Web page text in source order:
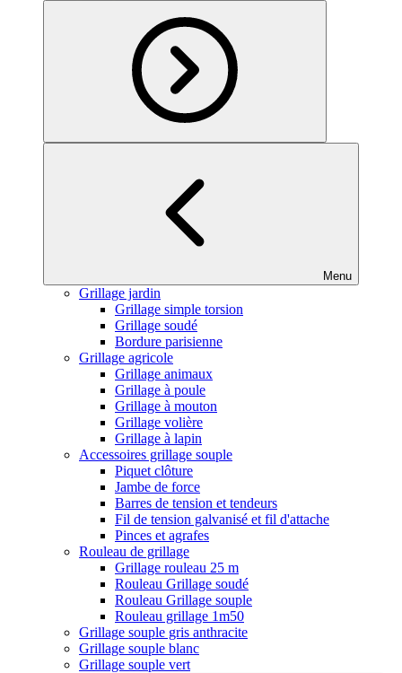
Menu
Grillage jardin
Grillage simple torsion
Grillage soudé
Bordure parisienne
Grillage agricole
Grillage animaux
Grillage à poule
Grillage à mouton
Grillage volière
Grillage à lapin
Accessoires grillage souple
Piquet clôture
Jambe de force
Barres de tension et tendeurs
Fil de tension galvanisé et fil d'attache
Pinces et agrafes
Rouleau de grillage
Grillage rouleau 25 m
Rouleau Grillage soudé
Rouleau Grillage souple
Rouleau grillage 1m50
Grillage souple gris anthracite
Grillage souple blanc
Grillage souple vert